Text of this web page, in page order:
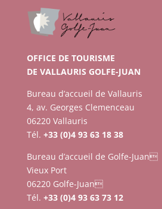
OFFICE DE TOURISME
DE VALLAURIS GOLFE-JUAN
Bureau d’accueil de Vallauris
4, av. Georges Clemenceau
06220 Vallauris
Tél. +33 (0)4 93 63 18 38
Bureau d’accueil de Golfe-Juan
Vieux Port
06220 Golfe-Juan
Tél. +33 (0)4 93 63 73 12